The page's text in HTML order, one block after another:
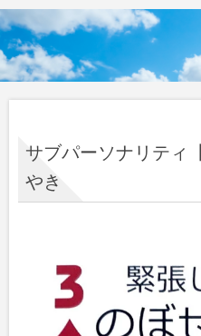
サブパーソナリティ
やき